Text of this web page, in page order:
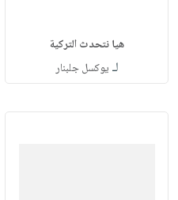
هيا نتحدث التركية
لـ يوكسل جلبنار